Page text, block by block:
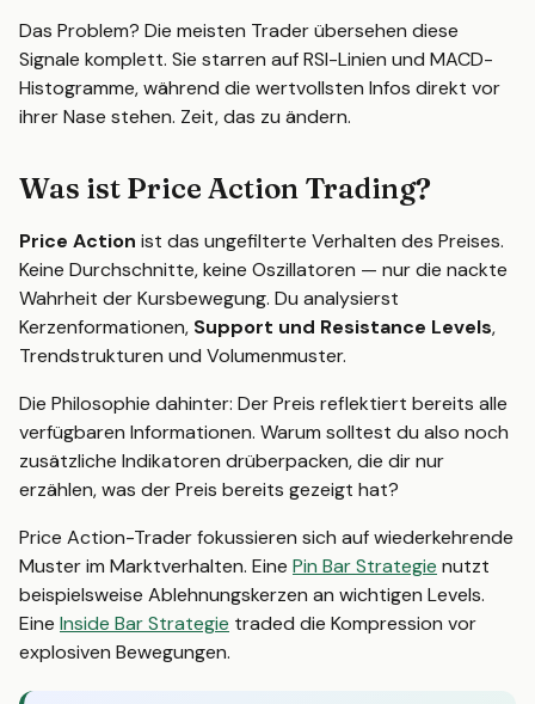
Das Problem? Die meisten Trader übersehen diese
Signale komplett. Sie starren auf RSI-Linien und MACD-
Histogramme, während die wertvollsten Infos direkt vor
ihrer Nase stehen. Zeit, das zu ändern.
Was ist Price Action Trading?
Price Action ist das ungefilterte Verhalten des Preises.
Keine Durchschnitte, keine Oszillatoren — nur die nackte
Wahrheit der Kursbewegung. Du analysierst
Kerzenformationen, Support und Resistance Levels,
Trendstrukturen und Volumenmuster.
Die Philosophie dahinter: Der Preis reflektiert bereits alle
verfügbaren Informationen. Warum solltest du also noch
zusätzliche Indikatoren drüberpacken, die dir nur
erzählen, was der Preis bereits gezeigt hat?
Price Action-Trader fokussieren sich auf wiederkehrende
Muster im Marktverhalten. Eine Pin Bar Strategie nutzt
beispielsweise Ablehnungskerzen an wichtigen Levels.
Eine Inside Bar Strategie traded die Kompression vor
explosiven Bewegungen.